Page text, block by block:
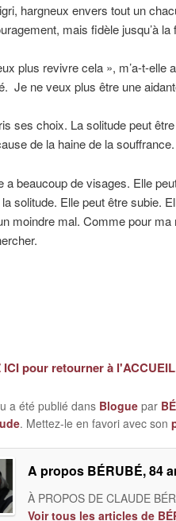
hargneux envers tout un
mais fidèle jusqu’à
plus revivre cela », m’a-t-
Je ne veux plus être une
ses choix. La solitude peut
de la haine de la souffrance.
a beaucoup de visages. Elle
solitude. Elle peut être subie.
moindre mal. Comme pour
ICI pour retourner à
a été publié dans Blogue par
. Mettez-le en favori avec son
A propos BÉRUBÉ, 84
À PROPOS DE CLAUDE
Voir tous les articles de